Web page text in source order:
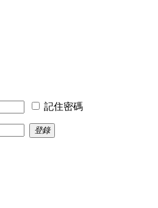
記住密碼
登錄